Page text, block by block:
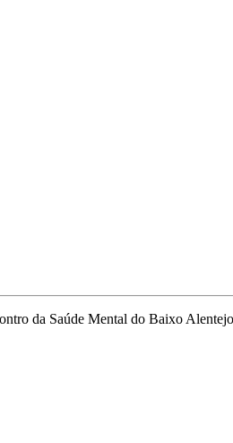
da Saúde Mental do Baixo